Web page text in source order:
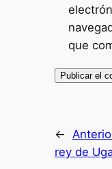
que
←
rey de